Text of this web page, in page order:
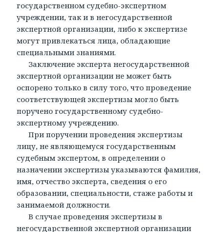
государственном судебно-экспертном
учреждении, так и в негосударственной
экспертной организации, либо к экспертизе
могут привлекаться лица, обладающие
специальными знаниями.
Заключение эксперта негосударственной
экспертной организации не может быть
оспорено только в силу того, что проведение
соответствующей экспертизы могло быть
поручено государственному судебно-
экспертному учреждению.
При поручении проведения экспертизы
лицу, не являющемуся государственным
судебным экспертом, в определении о
назначении экспертизы указываются фамилия,
имя, отчество эксперта, сведения о его
образовании, специальности, стаже работы и
занимаемой должности.
В случае проведения экспертизы в
негосударственной экспертной организации